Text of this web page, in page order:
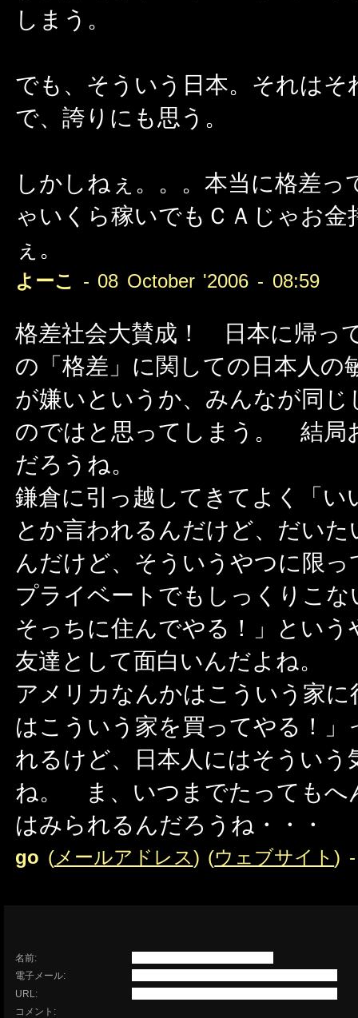
しまう。
でも、そういう日本。それは
で、誇りにも思う。
しかしねぇ。。。本当に格差
ゃいくら稼いでもＣＡじゃお
ぇ。
よーこ - 08 October '2006 - 08:59
格差社会大賛成！ 日本に帰っ
の「格差」に関しての日本人
が嫌いというか、みんなが同
のではと思ってしまう。 結局
だろうね。
鎌倉に引っ越してきてよく「い
とか言われるんだけど、だい
んだけど、そういうやつに限
プライベートでもしっくりこ
そっちに住んでやる！」とい
友達として面白いんだよね。
アメリカなんかはこういう家
はこういう家を買ってやる！
れるけど、日本人にはそうい
ね。 ま、いつまでたってもへ
はみられるんだろうね・・・
go (メールアドレス) (ウェブサイト) -
名前:
電子メール:
URL:
コメント: